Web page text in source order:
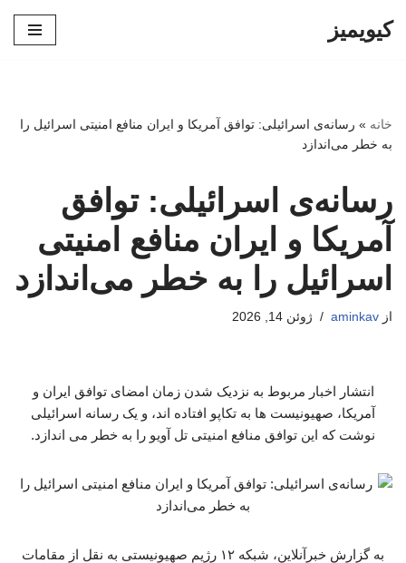
کیویمیز
خانه » رسانه‌ی اسرائیلی: توافق آمریکا و ایران منافع امنیتی اسرائیل را
به خطر می‌اندازد
رسانه‌ی اسرائیلی: توافق
آمریکا و ایران منافع امنیتی
اسرائیل را به خطر می‌اندازد
از aminkav ژوئن 14, 2026
انتشار اخبار مربوط به نزدیک شدن زمان امضای توافق ایران و
آمریکا، صهیونیست ها به تکاپو افتاده اند، و یک رسانه اسرائیلی
نوشت که این توافق منافع امنیتی تل آویو را به خطر می اندازد.
به گزارش خبرآنلاین، شبکه ۱۲ رژیم صهیونیستی به نقل از مقامات